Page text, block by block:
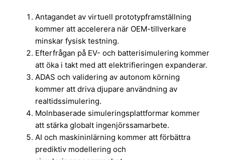
Antagandet av virtuell prototypframställning
kommer att accelerera när OEM-tillverkare
minskar fysisk testning.
Efterfrågan på EV- och batterisimulering kommer
att öka i takt med att elektrifieringen expanderar.
ADAS och validering av autonom körning
kommer att driva djupare användning av
realtidssimulering.
Molnbaserade simuleringsplattformar kommer
att stärka globalt ingenjörssamarbete.
AI och maskininlärning kommer att förbättra
prediktiv modellering och